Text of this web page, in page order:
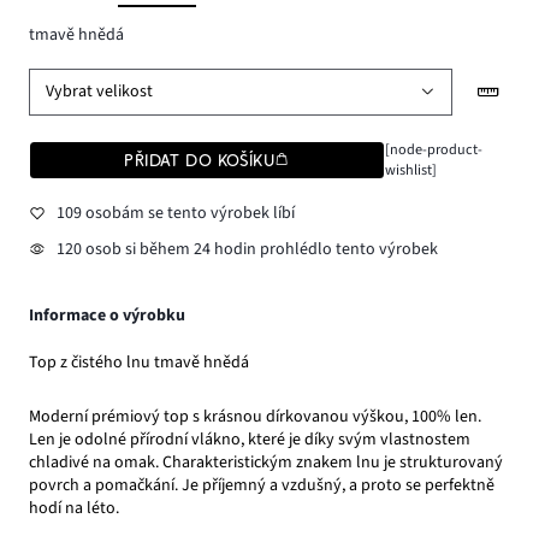
tmavě hnědá
Vybrat velikost
PŘIDAT DO KOŠÍKU
[node-product-
wishlist]
109 osobám se tento výrobek líbí
120 osob si během 24 hodin prohlédlo tento výrobek
Informace o výrobku
Top z čistého lnu tmavě hnědá
Moderní prémiový top s krásnou dírkovanou výškou, 100% len.
Len je odolné přírodní vlákno, které je díky svým vlastnostem
chladivé na omak. Charakteristickým znakem lnu je strukturovaný
povrch a pomačkání. Je příjemný a vzdušný, a proto se perfektně
hodí na léto.